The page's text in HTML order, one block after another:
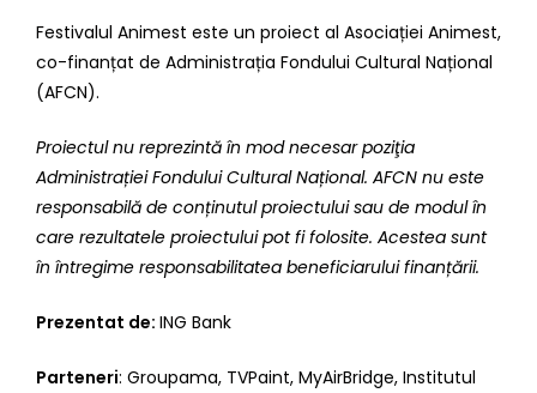
Festivalul Animest este un proiect al Asociației Animest,
co-finanțat de Administrația Fondului Cultural Național
(AFCN).
Proiectul nu reprezintă în mod necesar poziţia
Administrației Fondului Cultural Național. AFCN nu este
responsabilă de conținutul proiectului sau de modul în
care rezultatele proiectului pot fi folosite. Acestea sunt
în întregime responsabilitatea beneficiarului finanțării.
Prezentat de: ING Bank
Parteneri: Groupama, TVPaint, MyAirBridge, Institutul